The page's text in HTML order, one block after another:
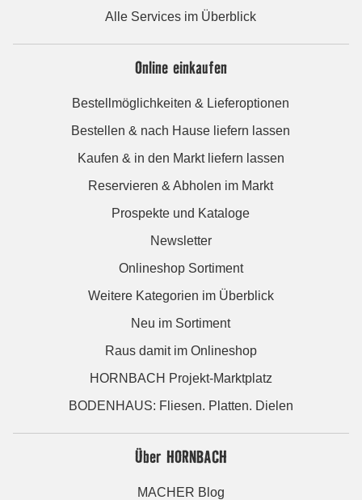
Alle Services im Überblick
Online einkaufen
Bestellmöglichkeiten & Lieferoptionen
Bestellen & nach Hause liefern lassen
Kaufen & in den Markt liefern lassen
Reservieren & Abholen im Markt
Prospekte und Kataloge
Newsletter
Onlineshop Sortiment
Weitere Kategorien im Überblick
Neu im Sortiment
Raus damit im Onlineshop
HORNBACH Projekt-Marktplatz
BODENHAUS: Fliesen. Platten. Dielen
Über HORNBACH
MACHER Blog